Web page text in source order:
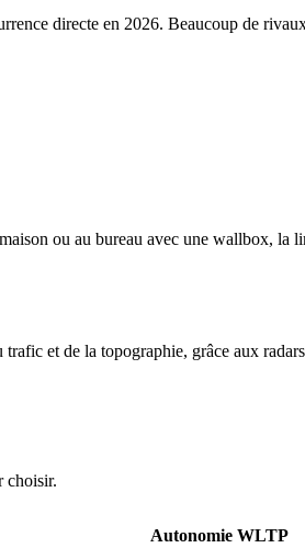
directe en 2026. Beaucoup de
ou au bureau avec une wallbox, la
et de la topographie, grâce aux
choisir.
Autonomie WLTP